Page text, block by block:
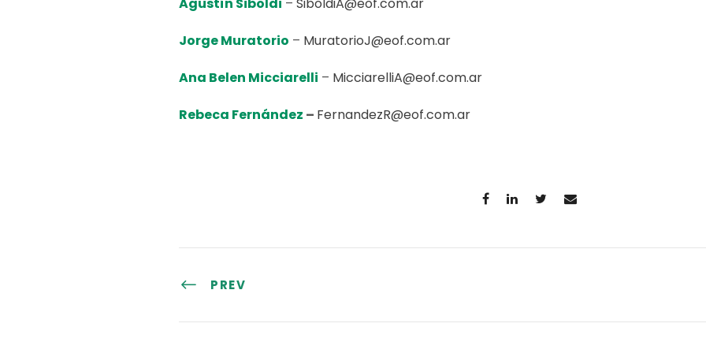
Jorge Muratorio – MuratorioJ@eof.com.ar
Ana Belen Micciarelli – MicciarelliA@eof.com.ar
Rebeca Fernández – FernandezR@eof.com.ar
PREV